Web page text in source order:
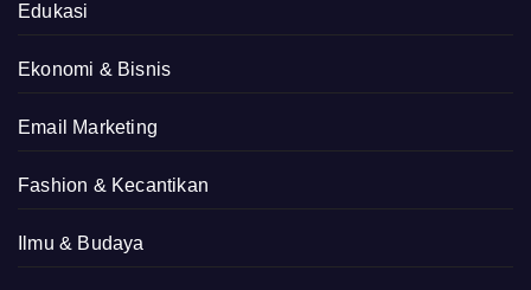
Edukasi
Ekonomi & Bisnis
Email Marketing
Fashion & Kecantikan
Ilmu & Budaya